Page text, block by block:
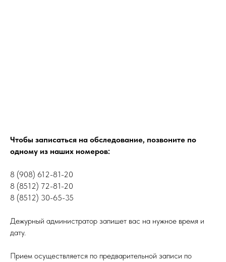
Чтобы записаться на обследование, позвоните по
одному из наших номеров:
8 (908) 612-81-20
8 (8512) 72-81-20
8 (8512) 30-65-35
Дежурный администратор запишет вас на нужное время и
дату.
Прием осуществляется по предварительной записи по